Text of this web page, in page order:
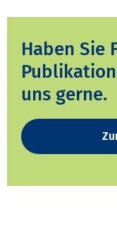
Haben Sie
uns gerne.